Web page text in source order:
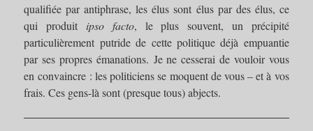
qualifiée par antiphrase, les élus sont élus par des élus, ce
qui produit ipso facto, le plus souvent, un précipité
particulièrement putride de cette politique déjà empuantie
par ses propres émanations. Je ne cesserai de vouloir vous
en convaincre : les politiciens se moquent de vous – et à vos
frais. Ces gens-là sont (presque tous) abjects.